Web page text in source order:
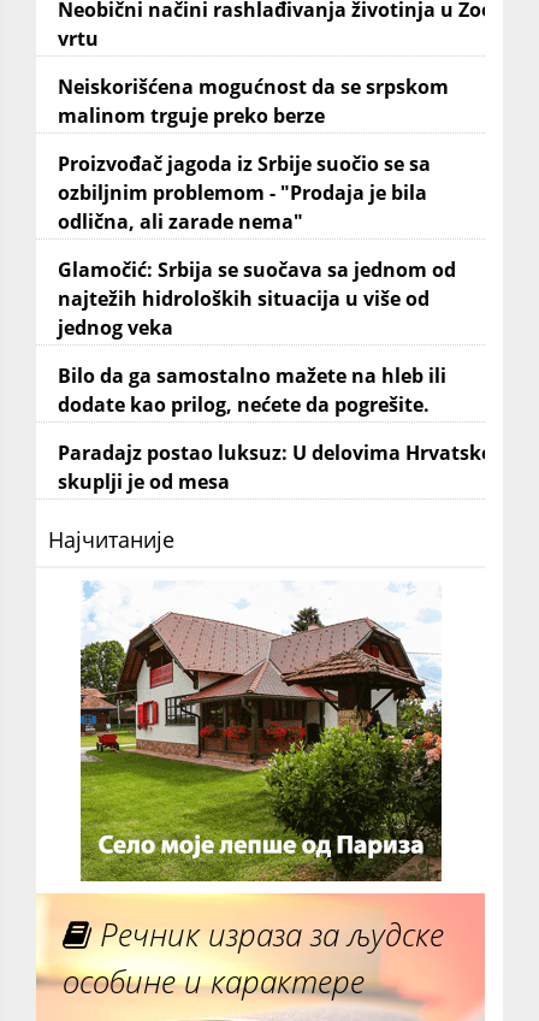
Neobični načini rashlađivanja životinja u Zoo
vrtu
Neiskorišćena mogućnost da se srpskom
malinom trguje preko berze
Proizvođač jagoda iz Srbije suočio se sa
ozbiljnim problemom - "Prodaja je bila
odlična, ali zarade nema"
Glamočić: Srbija se suočava sa jednom od
najtežih hidroloških situacija u više od
jednog veka
Bilo da ga samostalno mažete na hleb ili
dodate kao prilog, nećete da pogrešite.
Paradajz postao luksuz: U delovima Hrvatske
skuplji je od mesa
Најчитаније
Речник израза за људске
особине и карактере